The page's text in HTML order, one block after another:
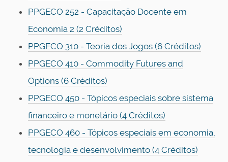
PPGECO 252 - Capacitação Docente em
Economia 2 (2 Créditos)
PPGECO 310 - Teoria dos Jogos (6 Créditos)
PPGECO 410 - Commodity Futures and
Options (6 Créditos)
PPGECO 450 - Tópicos especiais sobre sistema
financeiro e monetário (4 Créditos)
PPGECO 460 - Tópicos especiais em economia,
tecnologia e desenvolvimento (4 Créditos)